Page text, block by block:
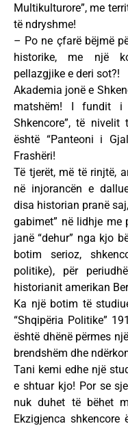
Multikulturore”, me
të ndryshme!
– Po ne çfarë bëjmë
historike, me një
pellazgjike e deri sot?!
Akademia jonë e
matshëm! I fundit i
Shkencore”, të
është “Panteoni i
Frashëri!
Të tjerët, më të rinjtë,
në injorancën e
disa historian pranë
gabimet” në lidhje me
janë “dehur” nga kjo
botim serioz,
politike), për
historianit amerikan
Ka një botim të
“Shqipëria Politike”
është dhënë përmes
brendshëm dhe
Tani kemi edhe një
e shtuar kjo! Por se
nuk duhet të bëhet
Ekzigjenca shkencore